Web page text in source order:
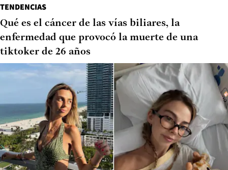
TENDENCIAS
Qué es el cáncer de las vías biliares, la
enfermedad que provocó la muerte de una
tiktoker de 26 años